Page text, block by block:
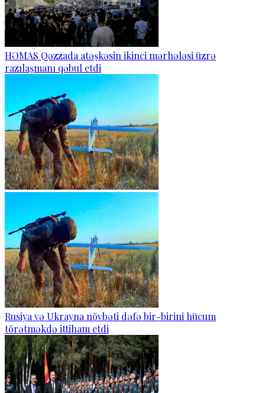
HƏMAS Qəzzada atəşkəsin ikinci mərhələsi üzrə
razılaşmanı qəbul etdi
Rusiya və Ukrayna növbəti dəfə bir-birini hücum
törətməkdə ittiham etdi